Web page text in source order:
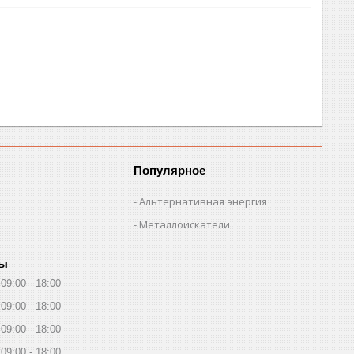
Популярное
Альтернативная энергия
Металлоискатели
09:00
18:00
09:00
18:00
09:00
18:00